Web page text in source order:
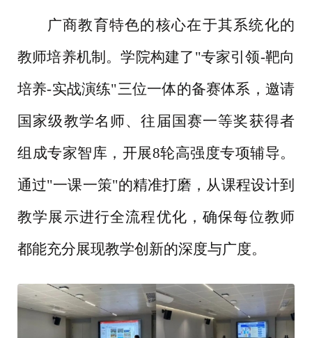
广商教育特色的核心在于其系统化的
教师培养机制。学院构建了 "专家引领-靶向
培养-实战演练"三位一体的备赛体系，邀请
国家级教学名师、往届国赛一等奖获得者
组成专家智库，开展8轮高强度专项辅导。
通过"一课一策"的精准打磨，从课程设计到
教学展示进行全流程优化，确保每位教师
都能充分展现教学创新的深度与广度。